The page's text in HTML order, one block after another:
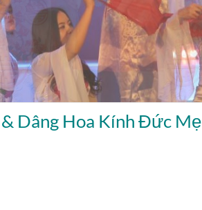
Dâng Hoa Kính Đức Mẹ